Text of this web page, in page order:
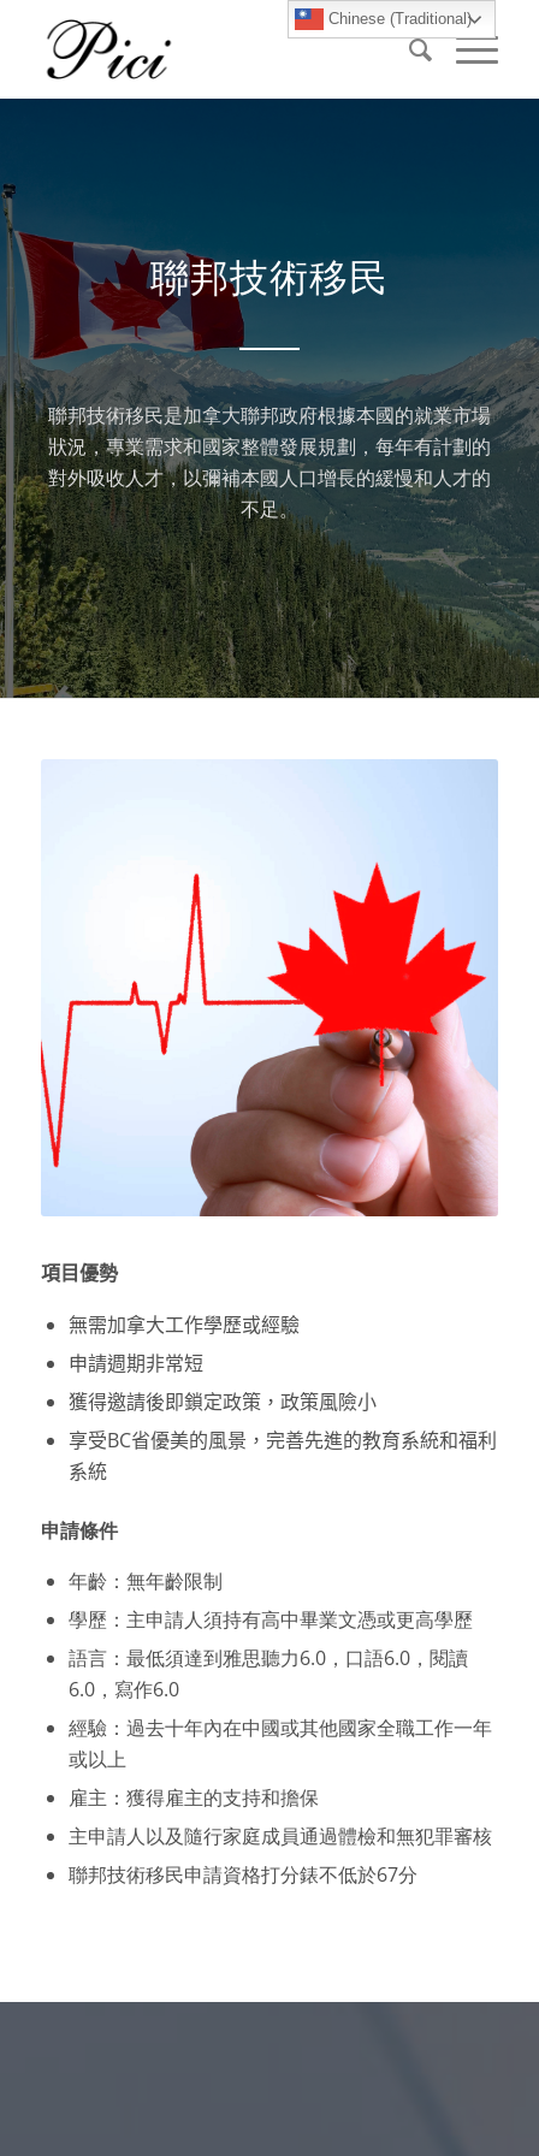
聯邦技術移民
聯邦技術移民是加拿大聯邦政府根據本國的就業市場
狀況，專業需求和國家整體發展規劃，每年有計劃的
對外吸收人才，以彌補本國人口增長的緩慢和人才的
不足。
項目優勢
無需加拿大工作學歷或經驗
申請週期非常短
獲得邀請後即鎖定政策，政策風險小
享受BC省優美的風景，完善先進的教育系統和福利
系統
申請條件
年齡：無年齡限制
學歷：主申請人須持有高中畢業文憑或更高學歷
語言：最低須達到雅思聽力6.0，口語6.0，閱讀
6.0，寫作6.0
經驗：過去十年內在中國或其他國家全職工作一年
或以上
雇主：獲得雇主的支持和擔保
主申請人以及隨行家庭成員通過體檢和無犯罪審核
聯邦技術移民申請資格打分錶不低於67分
Chinese (Traditional)